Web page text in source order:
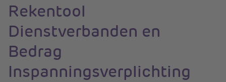
Rekentool
Dienstverbanden en
Bedrag
Inspanningsverplichting